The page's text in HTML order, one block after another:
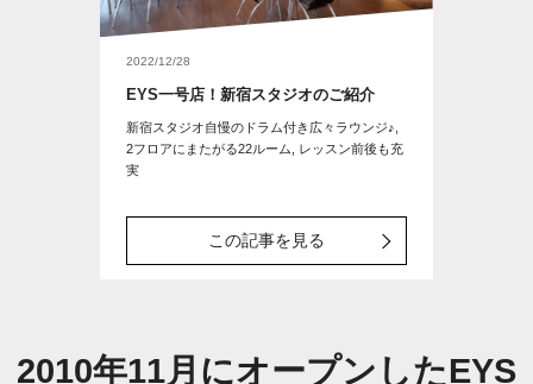
2022/12/28
EYS一号店！新宿スタジオのご紹介
新宿スタジオ自慢のドラム付き広々ラウンジ♪,
2フロアにまたがる22ルーム, レッスン前後も充
実
この記事を見る
2010年11月にオープンしたEYS